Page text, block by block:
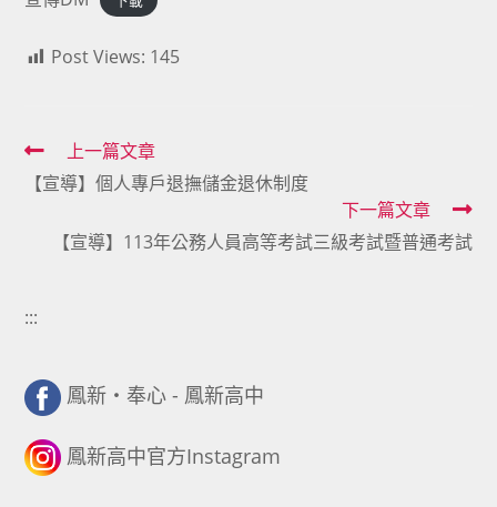
Post Views: 145
Read
more
articles
上一篇文章
【宣導】個人專戶退撫儲金退休制度
下一篇文章
【宣導】113年公務人員高等考試三級考試暨普通考試
:::
鳳新・奉心 - 鳳新高中
鳳新高中官方Instagram